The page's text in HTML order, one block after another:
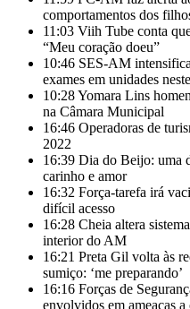
comportamentos dos
11:03 Viih Tube conta
“Meu coração doeu”
10:46 SES-AM
exames em unidades
10:28Yomara Lins
na Câmara Municipal
16:46 Operadoras de
2022
16:39 Dia do Beijo: uma
carinho e amor
16:32 Força-tarefa irá
difícil acesso
16:28 Cheia altera
interior do AM
16:21 Preta Gil volta às
sumiço: ‘me preparando’
16:16 Forças de
envolvidos em ameaças a